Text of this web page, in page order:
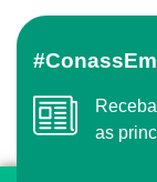
Receba o conteúdo semanal do Conass com
as